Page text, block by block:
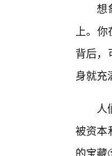
想
上。
背后，
身就充
人
被资本
的宝藏